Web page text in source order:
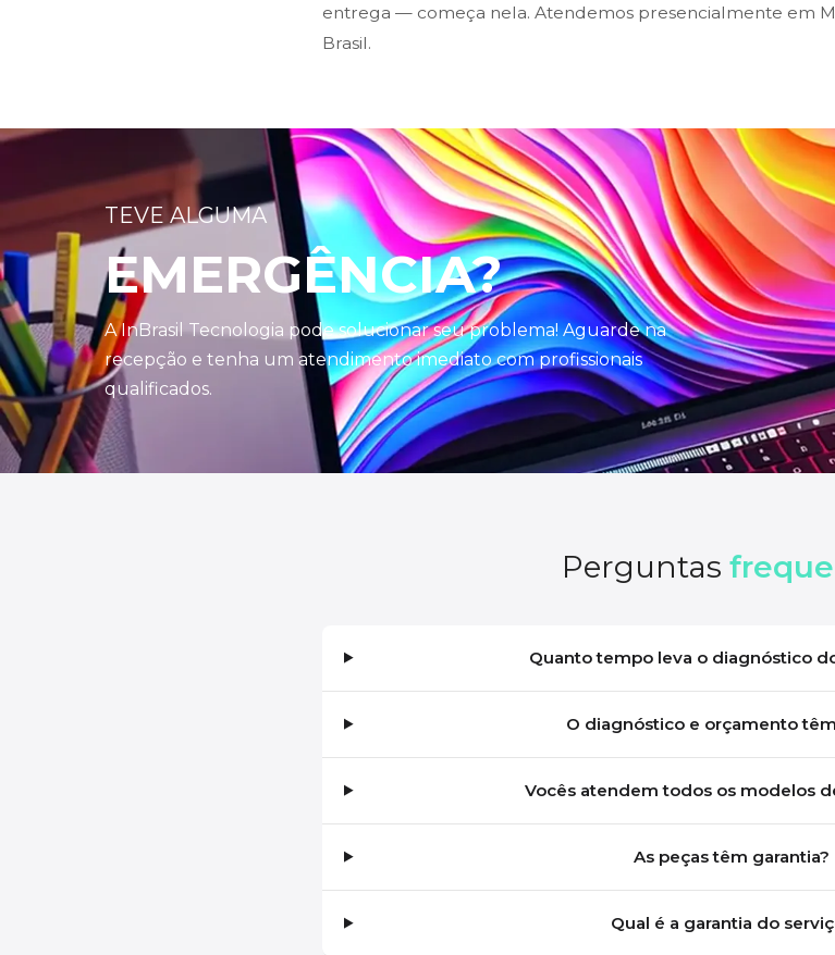
entrega — começa nela. Atendemos presencialmente em
Brasil.
TEVE ALGUMA
EMERGÊNCIA?
A InBrasil Tecnologia pode solucionar seu problema! Aguarde na
recepção e tenha um atendimento imediato com profissionais
qualificados.
Perguntas
Quanto tempo leva o diagnóstico
O diagnóstico e orçamento
Vocês atendem todos os modelos
As peças têm garantia?
Qual é a garantia do